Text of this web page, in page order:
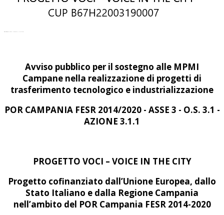
PROGETTO VOCI – VOICE IN THE CITY
Avviso pubblico per il sostegno alle MPMI
Campane nella realizzazione di progetti di
trasferimento tecnologico e industrializzazione
POR CAMPANIA FESR 2014/2020 - ASSE 3 - O.S. 3.1 -
AZIONE 3.1.1
PROGETTO VOCI – VOICE IN THE CITY
Progetto cofinanziato dall’Unione Europea, dallo
Stato Italiano e dalla Regione Campania
nell’ambito del POR Campania FESR 2014-2020